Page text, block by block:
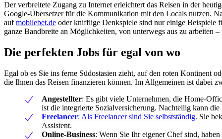
Der verbreitete Zugang zu Internet erleichtert das Reisen in der
Google-Übersetzer für die Kommunikation mit den Locals nutzen.
aufmobilebet.de oder knifflige Denkspiele sind nur einige Beispiele
ganze Bandbreite an Möglichkeiten, von unterwegs aus zu arbeiten
Die perfekten Jobs für egal von wo
Egal ob es Sie ins ferne Südostasien zieht, auf den roten Kontinent
die Ihnen das Reisen finanzieren können. Im Allgemeinen ist dabei
Angestellter: Es gibt viele Unternehmen, die Home-
ist die integrierte Sozialversicherung. Nachteilig kann
Freelancer: Als Freelancer sind Sie selbstständig. Sie
Assistent.
Online-Business: Wenn Sie Ihr eigener Chef sind,